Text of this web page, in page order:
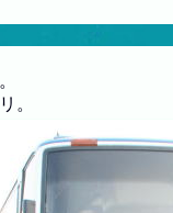
。